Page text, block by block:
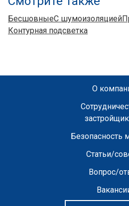
БесшовныеС шумоизоляцией
Контурная подсветка
О
Безопасность
Статьи/
Вопрос/